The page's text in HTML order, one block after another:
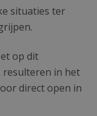
situaties ter
op dit
resulteren in het
direct open in